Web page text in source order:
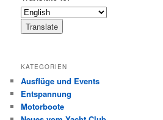
KATEGORIEN
Ausflüge und Events
Entspannung
Motorboote